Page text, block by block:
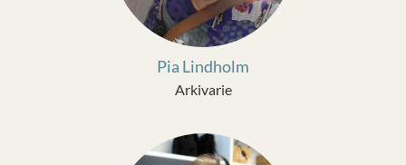
Pia Lindholm
Arkivarie